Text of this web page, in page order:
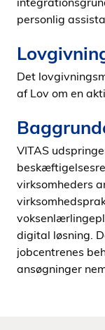
personlig
Det
af Lov om en
VITAS
virksomheders
digital løsning.
jobcentrenes
ansøgninger